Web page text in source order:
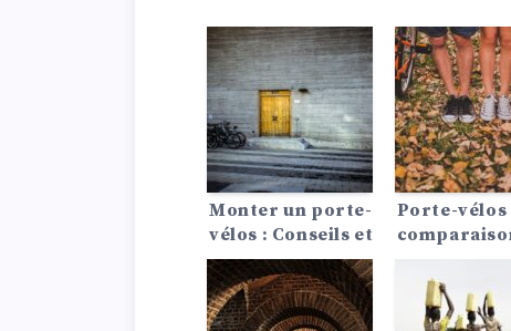
Monter un porte-
vélos : Conseils et
astuces !
Porte-vélos
systèmes